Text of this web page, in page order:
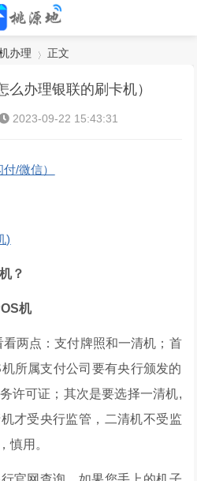
办理
›
正文
办理银联的刷卡机）
2023-09-22 15:43:31
/微信）
)
？
机
两点：支付牌照和一清机；首
所属支付公司要有央行颁发的
许可证；其次是要选择一清机,
才受央行监管，二清机不受监
慎用。